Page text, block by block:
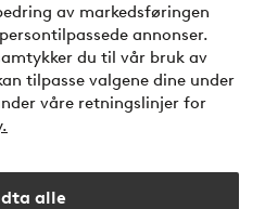
av markedsføringen
annonser.
du til vår bruk av
tilpasse valgene dine under
våre retningslinjer for
alle
betalingsalternativer?